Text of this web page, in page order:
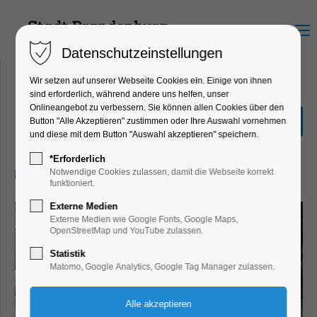
Menu
Outdoor-Workshop
Bildung, Vortrag, Mitmach-Aktion, Umwelt
03.05.2026, 10:00–16:00
Datenschutzeinstellungen
Wir setzen auf unserer Webseite Cookies ein. Einige von ihnen
sind erforderlich, während andere uns helfen, unser
Onlineangebot zu verbessern. Sie können allen Cookies über den
Button "Alle Akzeptieren" zustimmen oder Ihre Auswahl vornehmen
und diese mit dem Button "Auswahl akzeptieren" speichern.
*Erforderlich
Notwendige Cookies zulassen, damit die Webseite korrekt
funktioniert.
Externe Medien
Externe Medien wie Google Fonts, Google Maps,
OpenStreetMap und YouTube zulassen.
Statistik
Matomo, Google Analytics, Google Tag Manager zulassen.